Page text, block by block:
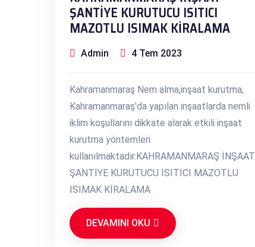
ŞANTİYE KURUTUCU ISITICI
MAZOTLU ISIMAK KİRALAMA
Admin 4 Tem 2023
Kahramanmaraş Nem alma,inşaat kurutma,
Kahramanmaraş'da yapılan inşaatlarda nemli
iklim koşullarını dikkate alarak etkili inşaat
kurutma yöntemleri
kullanılmaktadır.KAHRAMANMARAŞ İNŞAAT
ŞANTİYE KURUTUCU ISITICI MAZOTLU
ISIMAK KİRALAMA
DEVAMINI OKU